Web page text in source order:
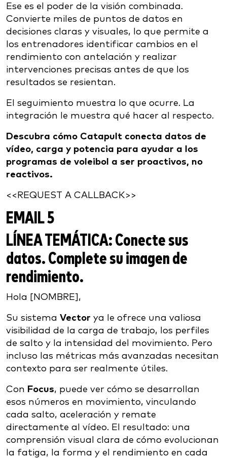
Ese es el poder de la visión combinada.
Convierte miles de puntos de datos en
decisiones claras y visuales, lo que permite a
los entrenadores identificar cambios en el
rendimiento con antelación y realizar
intervenciones precisas antes de que los
resultados se resientan.
El seguimiento muestra lo que ocurre. La
integración le muestra qué hacer al respecto.
Descubra cómo Catapult conecta datos de
vídeo, carga y potencia para ayudar a los
programas de voleibol a ser proactivos, no
reactivos.
<<REQUEST A CALLBACK>>
EMAIL 5
LÍNEA TEMÁTICA: Conecte sus
datos. Complete su imagen de
rendimiento.
Hola [NOMBRE],
Su sistema Vector ya le ofrece una valiosa
visibilidad de la carga de trabajo, los perfiles
de salto y la intensidad del movimiento. Pero
incluso las métricas más avanzadas necesitan
contexto para ser realmente útiles.
Con Focus, puede ver cómo se desarrollan
esos números en movimiento, vinculando
cada salto, aceleración y remate
directamente al vídeo. El resultado: una
comprensión visual clara de cómo evolucionan
la fatiga, la forma y el rendimiento en cada